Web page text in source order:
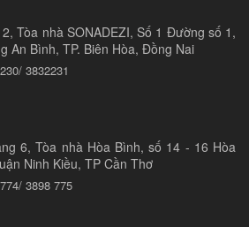
Tòa nhà SONADEZI, Số 1 Đường số 1,
An Bình, TP. Biên Hòa, Đồng Nai
3832231​
6, Tòa nhà Hòa Bình, số 14 - 16 Hòa
Ninh Kiều, TP Cần Thơ
3898 775